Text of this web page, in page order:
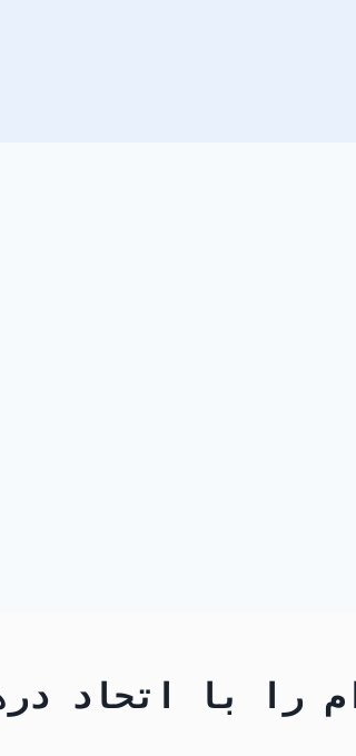
را با اتحاد